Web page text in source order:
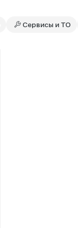
Сервисы и ТО